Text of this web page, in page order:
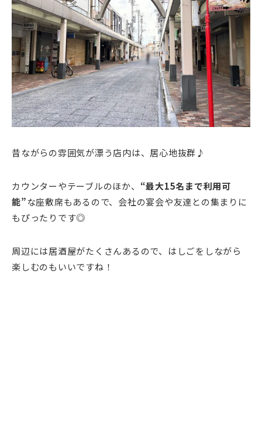
昔ながらの雰囲気が漂う店内は、居心地抜群♪
カウンターやテーブルのほか、 “最大15名まで利用可
能”な座敷席もあるので、会社の宴会や友達との集まりに
もぴったりです◎
周辺には居酒屋がたくさんあるので、はしごをしながら
楽しむのもいいですね！